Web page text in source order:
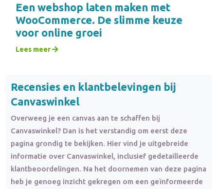
Een webshop laten maken met
WooCommerce. De slimme keuze
voor online groei
Lees meer
Recensies en klantbelevingen bij
Canvaswinkel
Overweeg je een canvas aan te schaffen bij
Canvaswinkel? Dan is het verstandig om eerst deze
pagina grondig te bekijken. Hier vind je uitgebreide
informatie over Canvaswinkel, inclusief gedetailleerde
klantbeoordelingen. Na het doornemen van deze pagina
heb je genoeg inzicht gekregen om een geïnformeerde